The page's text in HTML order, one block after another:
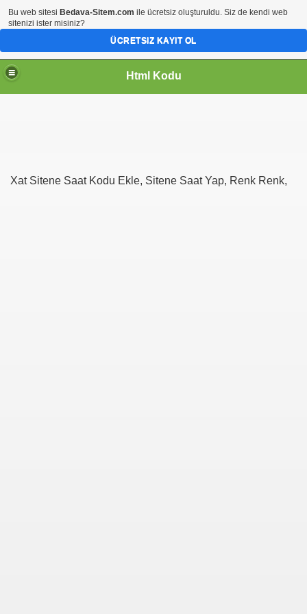
Html Kodu
Xat Sitene Saat Kodu Ekle, Sitene Saat Yap, Renk Renk,
Bu web sitesi Bedava-Sitem.com ile ücretsiz oluşturuldu. Siz de kendi web
sitenizi ister misiniz?
ÜCRETSIZ KAYIT OL